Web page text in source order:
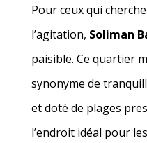
Pour ceux qui
l’agitation, Soliman
paisible. Ce quartier
synonyme de
et doté de plages
l’endroit idéal pour